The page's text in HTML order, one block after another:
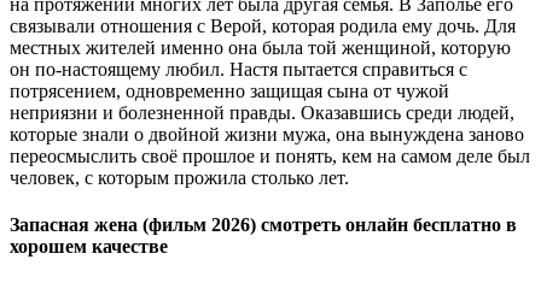
связывали отношения с Верой, которая родила ему дочь. Для
местных жителей именно она была той женщиной, которую
он по-настоящему любил. Настя пытается справиться с
потрясением, одновременно защищая сына от чужой
неприязни и болезненной правды. Оказавшись среди людей,
которые знали о двойной жизни мужа, она вынуждена заново
переосмыслить своё прошлое и понять, кем на самом деле был
человек, с которым прожила столько лет.
Запасная жена (фильм 2026) смотреть онлайн бесплатно в
хорошем качестве